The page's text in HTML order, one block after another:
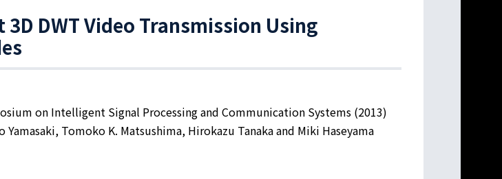
DWT Video Transmission Using
on Intelligent Signal Processing and Communication Systems (2013)
Tomoko K. Matsushima, Hirokazu Tanaka and Miki Haseyama